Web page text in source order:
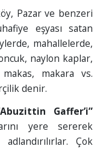
Pazar ve benzeri
eşyası satan
mahallelerde,
naylon kaplar,
makara vs.
denir.
Abuzittin Gaffer’i”
yere sererek
Çok